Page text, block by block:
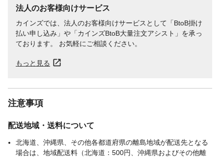
法人のお客様向けサービス
カインズでは、法人のお客様向けサービスとして「BtoB掛け
払い申し込み」や「カインズBtoB大量注文アシスト」を承っ
ております。 お気軽にご相談ください。
もっと見る
注意事項
配送地域・送料について
北海道、沖縄県、その他各都道府県の離島地域が配送先となる
場合は、地域配送料（北海道：500円、沖縄県およびその他離